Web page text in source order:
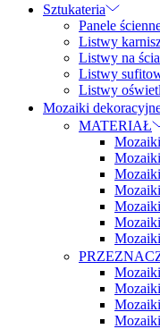
Sztukateria
Panele
Listwy
Listwy na
Listwy
Listwy
Mozaiki
MATERIAŁ